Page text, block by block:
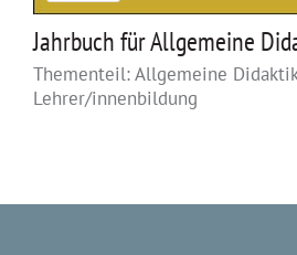
Jahrbuch für Allgemeine
Thementeil: Allgemeine
Lehrer/innenbildung